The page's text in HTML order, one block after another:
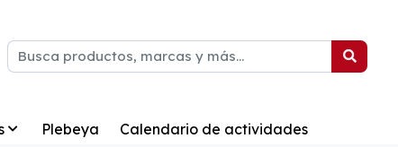
Plebeya Calendario de actividades